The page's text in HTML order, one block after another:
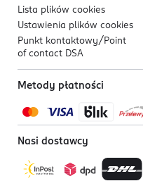
Lista plików cookies
Ustawienia plików cookies
Punkt kontaktowy/ Point
of contact DSA
Metody płatności
Nasi dostawcy